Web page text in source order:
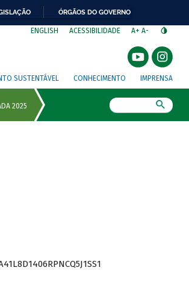
ÓRGÃOS DO GOVERNO
ENGLISH ACESSIBILIDADE A+ A-
SUSTENTÁVEL CONHECIMENTO IMPRENSA